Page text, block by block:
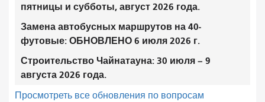
пятницы и субботы, август 2026 года.
Замена автобусных маршрутов на 40-
футовые: ОБНОВЛЕНО 6 июля 2026 г.
Строительство Чайнатауна: 30 июля – 9
августа 2026 года.
Просмотреть все обновления по вопросам